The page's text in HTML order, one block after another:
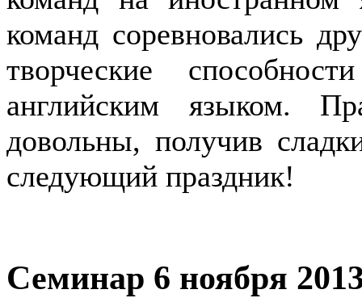
команд соревновались
творческие
английским языком.
довольны, получив
следующий праздник!
Семинар 6 ноября